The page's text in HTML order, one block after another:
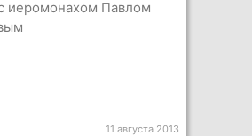
иеромонахом Павлом
11 августа 2013